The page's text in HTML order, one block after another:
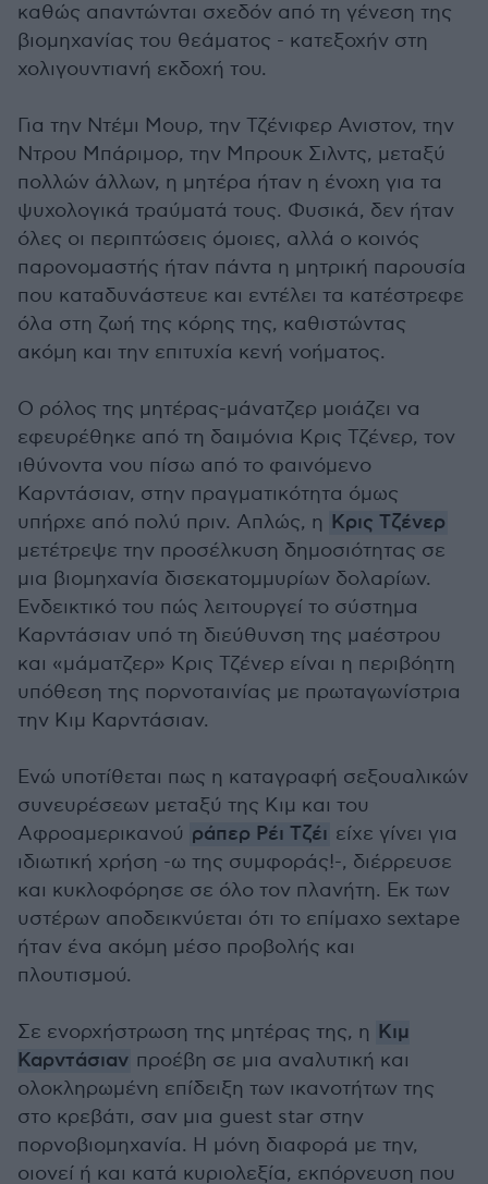
καθώς απαντώνται σχεδόν από τη γένεση της
βιομηχανίας του θεάματος - κατεξοχήν στη
χολιγουντιανή εκδοχή του.
Για την Ντέμι Μουρ, την Τζένιφερ Ανιστον, την
Ντρου Μπάριμορ, την Μπρουκ Σιλντς, μεταξύ
πολλών άλλων, η μητέρα ήταν η ένοχη για τα
ψυχολογικά τραύματά τους. Φυσικά, δεν ήταν
όλες οι περιπτώσεις όμοιες, αλλά ο κοινός
παρονομαστής ήταν πάντα η μητρική παρουσία
που καταδυνάστευε και εντέλει τα κατέστρεφε
όλα στη ζωή της κόρης της, καθιστώντας
ακόμη και την επιτυχία κενή νοήματος.
Ο ρόλος της μητέρας-μάνατζερ μοιάζει να
εφευρέθηκε από τη δαιμόνια Κρις Τζένερ, τον
ιθύνοντα νου πίσω από το φαινόμενο
Καρντάσιαν, στην πραγματικότητα όμως
υπήρχε από πολύ πριν. Απλώς, η Κρις Τζένερ
μετέτρεψε την προσέλκυση δημοσιότητας σε
μια βιομηχανία δισεκατομμυρίων δολαρίων.
Ενδεικτικό του πώς λειτουργεί το σύστημα
Καρντάσιαν υπό τη διεύθυνση της μαέστρου
και «μάματζερ» Κρις Τζένερ είναι η περιβόητη
υπόθεση της πορνοταινίας με πρωταγωνίστρια
την Κιμ Καρντάσιαν.
Ενώ υποτίθεται πως η καταγραφή σεξουαλικών
συνευρέσεων μεταξύ της Κιμ και του
Αφροαμερικανού ράπερ Ρέι Τζέι είχε γίνει για
ιδιωτική χρήση -ω της συμφοράς!-, διέρρευσε
και κυκλοφόρησε σε όλο τον πλανήτη. Εκ των
υστέρων αποδεικνύεται ότι το επίμαχο sextape
ήταν ένα ακόμη μέσο προβολής και
πλουτισμού.
Σε ενορχήστρωση της μητέρας της, η Κιμ
Καρντάσιαν προέβη σε μια αναλυτική και
ολοκληρωμένη επίδειξη των ικανοτήτων της
στο κρεβάτι, σαν μια guest star στην
πορνοβιομηχανία. Η μόνη διαφορά με την,
οιονεί ή και κατά κυριολεξία, εκπόρνευση που